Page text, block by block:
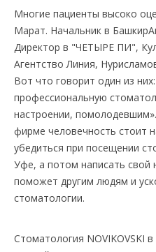
Многие пациенты высоко
Марат. Начальник в
Директор в "ЧЕТЫРЕ ПИ",
Агентство Линия,
Вот что говорит один из
профессиональную
настроении,
фирме человечность стоит
убедиться при посещении
Уфе, а потом написать
поможет другим людям и
стоматологии.
Стоматология NOVIKOVSKI